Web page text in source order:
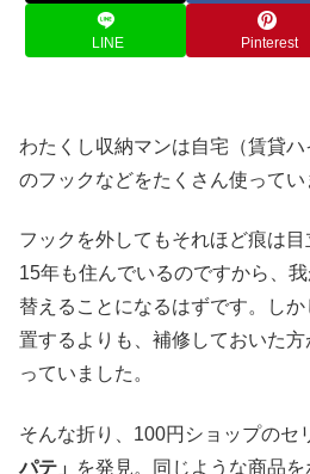
LINE Pinterest
わたくし収納マンは自宅（賃貸
のフックなどをたくさん使ってい
フックを外してもそれほど痕は
15年も住んでいるのですから、
替えることになるはずです。し
置するよりも、補修しておいた
っていました。
そんな折り、100円ショップのセ
パテ」
を発見。同じような商品